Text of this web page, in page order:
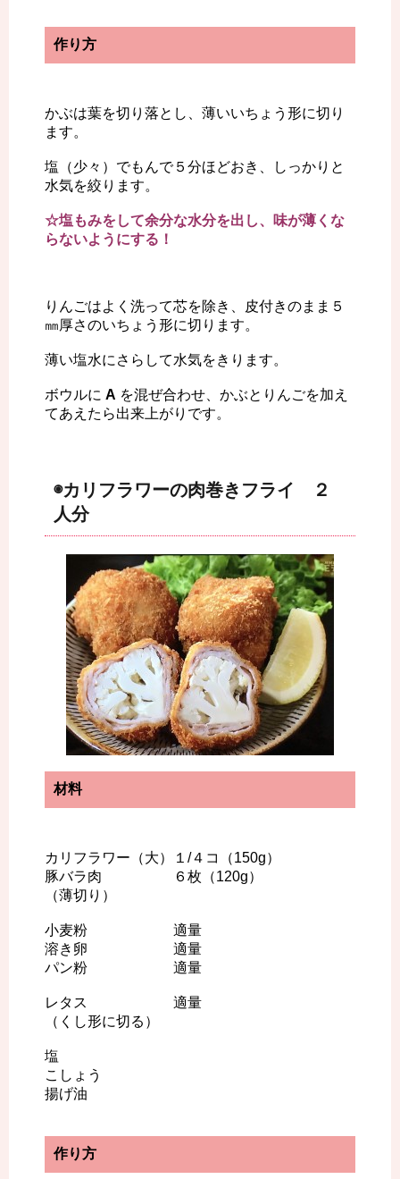
作り方
かぶは葉を切り落とし、薄いいちょう形に切り
ます。
塩（少々）でもんで５分ほどおき、しっかりと
水気を絞ります。
☆塩もみをして余分な水分を出し、味が薄くな
らないようにする！
りんごはよく洗って芯を除き、皮付きのまま５
㎜厚さのいちょう形に切ります。
薄い塩水にさらして水気をきります。
ボウルに A を混ぜ合わせ、かぶとりんごを加え
てあえたら出来上がりです。
◉カリフラワーの肉巻きフライ ２
人分
材料
カリフラワー（大）１/４コ（150g）
豚バラ肉 ６枚（120g）
（薄切り）
小麦粉 適量
溶き卵 適量
パン粉 適量
レタス 適量
（くし形に切る）
塩
こしょう
揚げ油
作り方